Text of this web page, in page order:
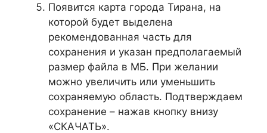
Появится карта города Тирана, на
которой будет выделена
рекомендованная часть для
сохранения и указан предполагаемый
размер файла в МБ. При желании
можно увеличить или уменьшить
сохраняемую область. Подтверждаем
сохранение – нажав кнопку внизу
«СКАЧАТЬ».